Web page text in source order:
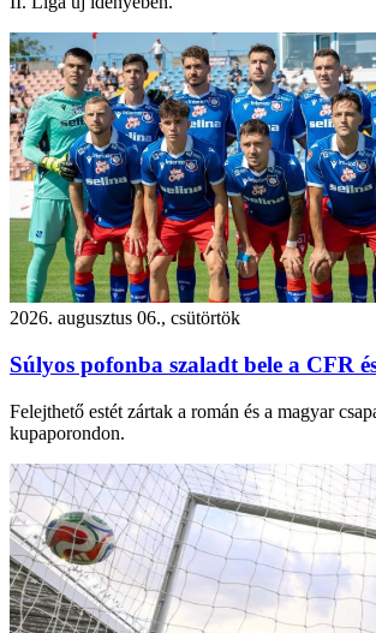
2026. augusztus 06., csütörtök
Súlyos pofonba szaladt bele a CFR
Felejthető estét zártak a román és a magyar
kupaporondon.